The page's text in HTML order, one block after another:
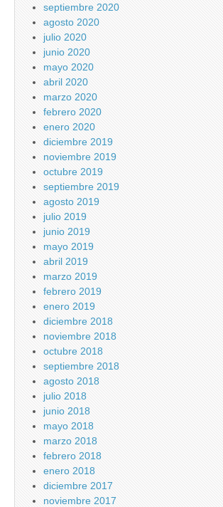
septiembre 2020
agosto 2020
julio 2020
junio 2020
mayo 2020
abril 2020
marzo 2020
febrero 2020
enero 2020
diciembre 2019
noviembre 2019
octubre 2019
septiembre 2019
agosto 2019
julio 2019
junio 2019
mayo 2019
abril 2019
marzo 2019
febrero 2019
enero 2019
diciembre 2018
noviembre 2018
octubre 2018
septiembre 2018
agosto 2018
julio 2018
junio 2018
mayo 2018
marzo 2018
febrero 2018
enero 2018
diciembre 2017
noviembre 2017